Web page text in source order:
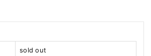
sold out